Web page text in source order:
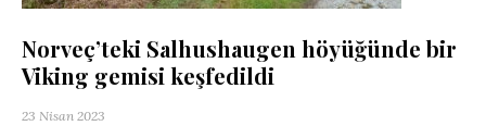
Norveç’teki Salhushaugen höyüğünde bir
Viking gemisi keşfedildi
23 Nisan 2023